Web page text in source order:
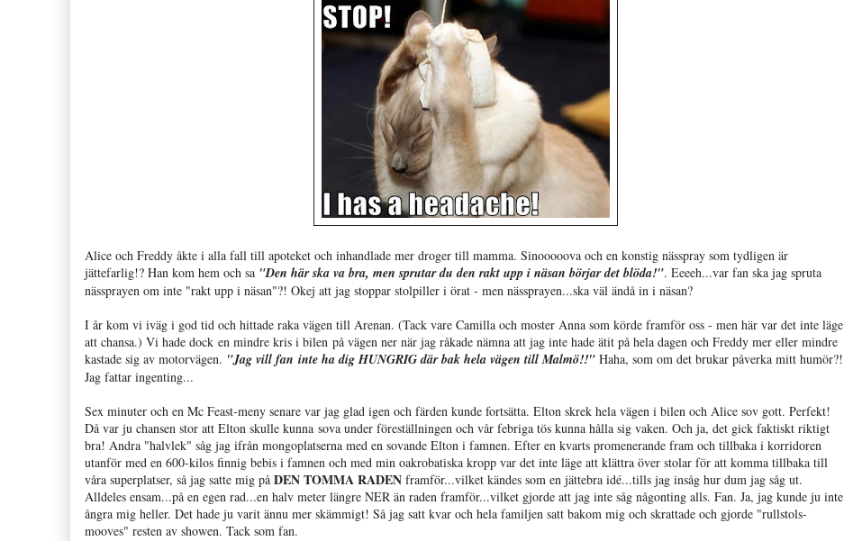
Alice och Freddy åkte i alla fall till apoteket och inhandlade mer droger till mamma. Sinooooova och en konstig nässpray som tydligen är
jättefarlig!? Han kom hem och sa "Den här ska va bra, men sprutar du den rakt upp i näsan börjar det blöda!". Eeeeh...var fan ska jag spruta
nässprayen om inte "rakt upp i näsan"?! Okej att jag stoppar stolpiller i örat - men nässprayen...ska väl ändå in i näsan?
I år kom vi iväg i god tid och hittade raka vägen till Arenan. (Tack vare Camilla och moster Anna som körde framför oss - men här var det inte läge
att chansa.) Vi hade dock en mindre kris i bilen på vägen ner när jag råkade nämna att jag inte hade ätit på hela dagen och Freddy mer eller mindre
kastade sig av motorvägen. "Jag vill fan inte ha dig HUNGRIG där bak hela vägen till Malmö!!" Haha, som om det brukar påverka mitt humör?!
Jag fattar ingenting...
Sex minuter och en Mc Feast-meny senare var jag glad igen och färden kunde fortsätta. Elton skrek hela vägen i bilen och Alice sov gott. Perfekt!
Då var ju chansen stor att Elton skulle kunna sova under föreställningen och vår febriga tös kunna hålla sig vaken. Och ja, det gick faktiskt riktigt
bra! Andra "halvlek" såg jag ifrån mongoplatserna med en sovande Elton i famnen. Efter en kvarts promenerande fram och tillbaka i korridoren
utanför med en 600-kilos finnig bebis i famnen och med min oakrobatiska kropp var det inte läge att klättra över stolar för att komma tillbaka till
våra superplatser, så jag satte mig på DEN TOMMA RADEN framför...vilket kändes som en jättebra idé...tills jag insåg hur dum jag såg ut.
Alldeles ensam...på en egen rad...en halv meter längre NER än raden framför...vilket gjorde att jag inte såg någonting alls. Fan. Ja, jag kunde ju inte
ångra mig heller. Det hade ju varit ännu mer skämmigt! Så jag satt kvar och hela familjen satt bakom mig och skrattade och gjorde "rullstols-
mooves" resten av showen. Tack som fan.